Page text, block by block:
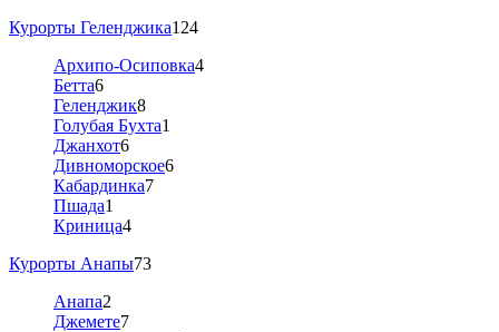
Курорты Геленджика124
Архипо-Осиповка4
Бетта6
Геленджик8
Голубая Бухта1
Джанхот6
Дивноморское6
Кабардинка7
Пшада1
Криница4
Курорты Анапы73
Анапа2
Джемете7